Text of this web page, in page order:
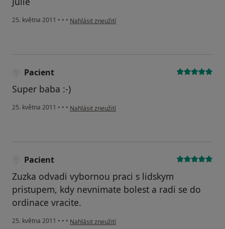
25. května 2011 • • • podle názoru uživatele Pacient
Nahlásit zneužití
Pacient
Super baba :-)
25. května 2011 • • • podle názoru uživatele Pacient
Nahlásit zneužití
Pacient
Zuzka odvadi vybornou praci s lidskym
pristupem, kdy nevnimate bolest a radi se do
ordinace vracite.
25. května 2011 • • • podle názoru uživatele Pacient
Nahlásit zneužití